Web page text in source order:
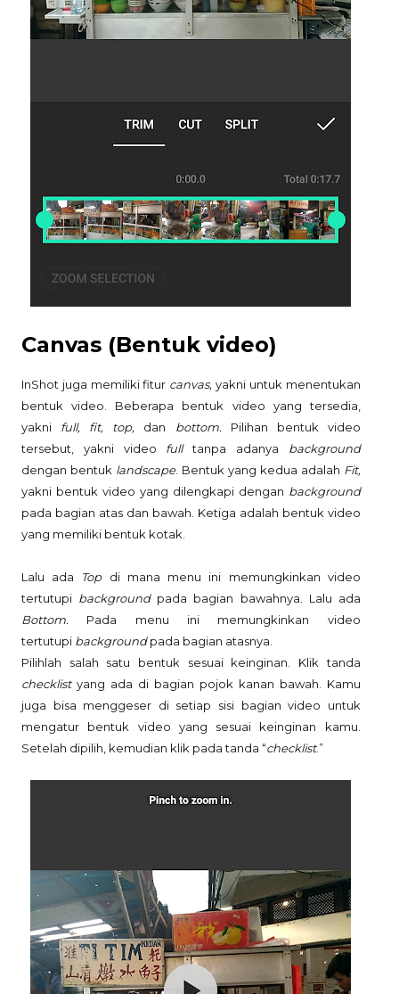
Canvas (Bentuk video)
InShot juga memiliki fitur canvas,yakni untuk menentukan
bentuk video. Beberapa bentuk video yang tersedia,
yakni full, fit, top, dan bottom. Pilihan bentuk video
tersebut, yakni video fulltanpa adanya background
dengan bentuk landscape. Bentuk yang kedua adalah Fit,
yakni bentuk video yang dilengkapi dengan background
pada bagian atas dan bawah. Ketiga adalah bentuk video
yang memiliki bentuk kotak.
Lalu ada Topdi mana menu ini memungkinkan video
tertutupi backgroundpada bagian bawahnya. Lalu ada
Bottom. Pada menu ini memungkinkan video
tertutupi backgroundpada bagian atasnya.
Pilihlah salah satu bentuk sesuai keinginan. Klik tanda
checklistyang ada di bagian pojok kanan bawah. Kamu
juga bisa menggeser di setiap sisi bagian video untuk
mengatur bentuk video yang sesuai keinginan kamu.
Setelah dipilih, kemudian klik pada tanda “checklist.”